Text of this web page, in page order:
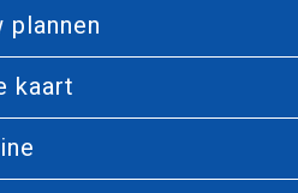
plannen
kaart